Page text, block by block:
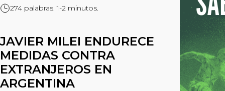
274 palabras. 1-2 minutos.
JAVIER MILEI ENDURECE
MEDIDAS CONTRA
EXTRANJEROS EN
ARGENTINA